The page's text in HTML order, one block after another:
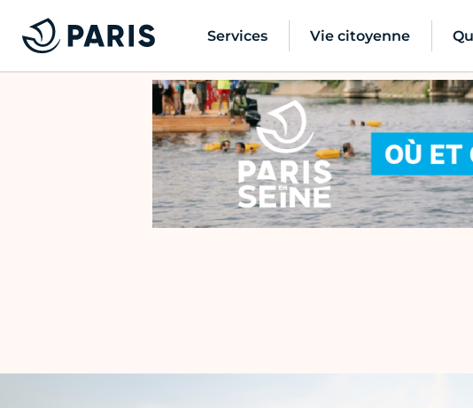
Services Vie citoyenne